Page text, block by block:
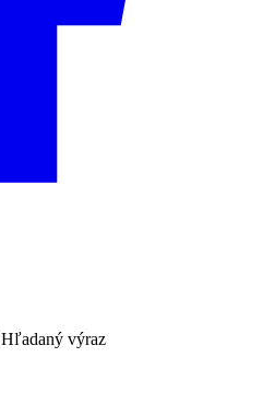
Hľadaný výraz